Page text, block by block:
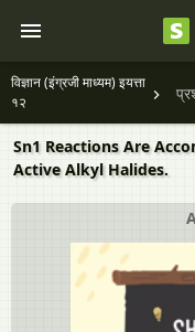
विज्ञान (इंग्रजी माध्यम) इयत्ता
१२
Sn1 Reactions Are
Active Alkyl Halides.